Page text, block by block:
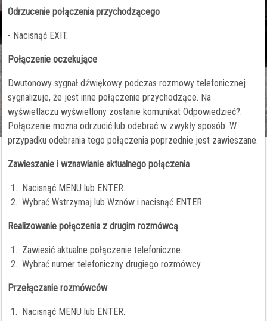
Odrzucenie połączenia przychodzącego
- Nacisnąć EXIT.
Połączenie oczekujące
Dwutonowy sygnał dźwiękowy podczas rozmowy telefonicznej
sygnalizuje, że jest inne połączenie przychodzące. Na
wyświetlaczu wyświetlony zostanie komunikat Odpowiedzieć?.
Połączenie można odrzucić lub odebrać w zwykły sposób. W
przypadku odebrania tego połączenia poprzednie jest zawieszane.
Zawieszanie i wznawianie aktualnego połączenia
Nacisnąć MENU lub ENTER.
Wybrać Wstrzymaj lub Wznów i nacisnąć ENTER.
Realizowanie połączenia z drugim rozmówcą
Zawiesić aktualne połączenie telefoniczne.
Wybrać numer telefoniczny drugiego rozmówcy.
Przełączanie rozmówców
Nacisnąć MENU lub ENTER.